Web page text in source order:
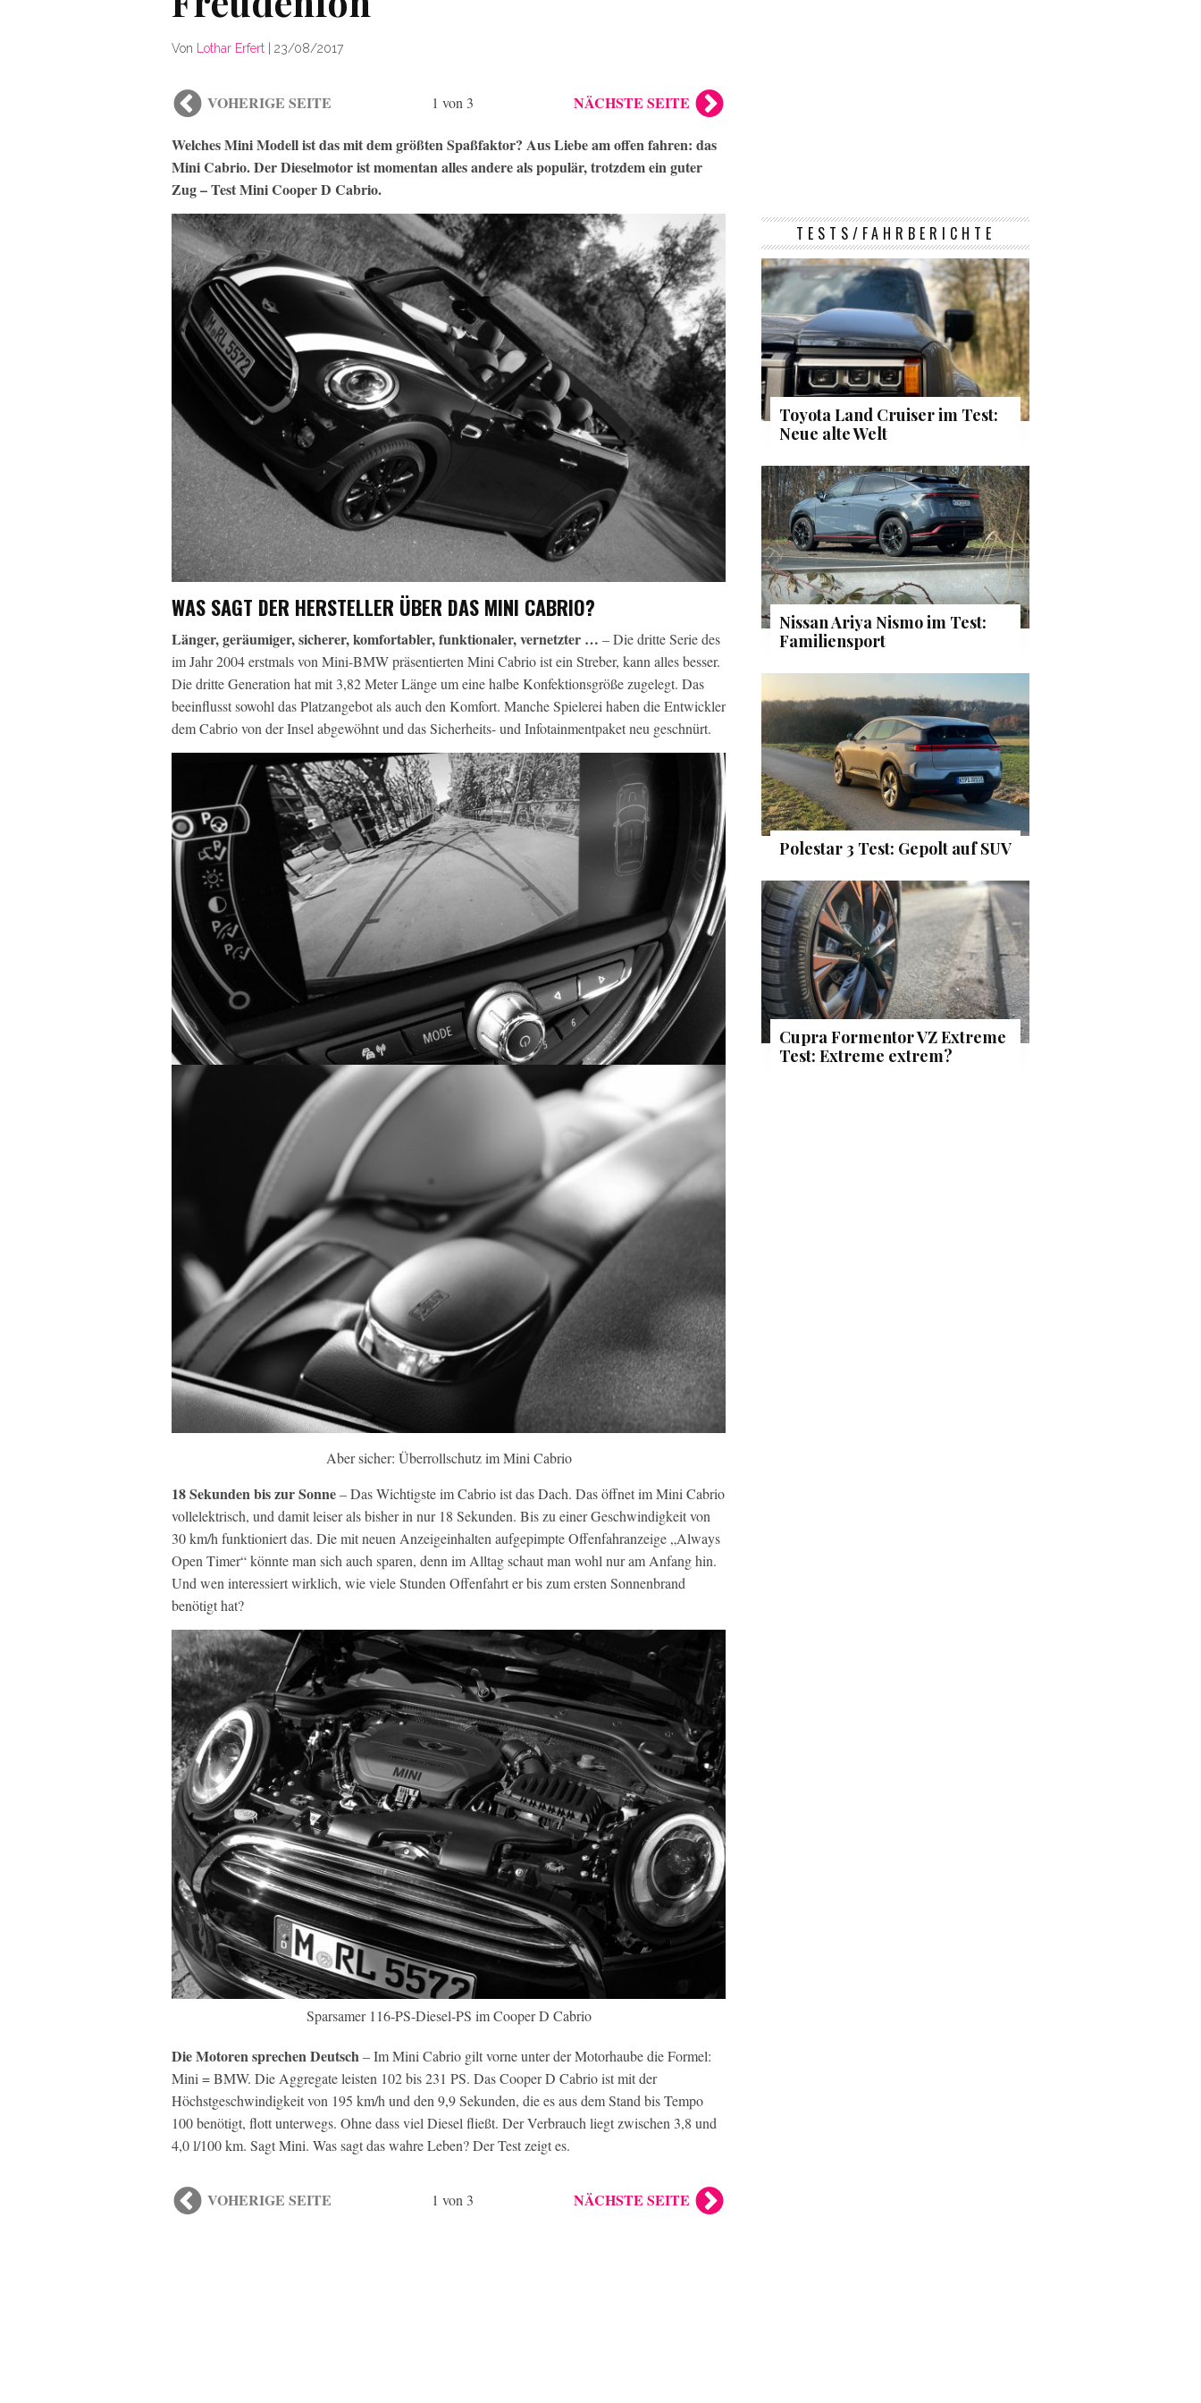
Von Lothar Erfert 23/08/2017
VOHERIGE SEITE 1 von 3 NÄCHSTE SEITE
Welches Mini Modell ist das mit dem größten Spaßfaktor? Aus Liebe am offen fahren: das
Mini Cabrio. Der Dieselmotor ist momentan alles andere als populär, trotzdem ein guter
Zug – Test Mini Cooper D Cabrio.
WAS SAGT DER HERSTELLER ÜBER DAS MINI CABRIO?
Länger, geräumiger, sicherer, komfortabler, funktionaler, vernetzter … – Die dritte Serie des
im Jahr 2004 erstmals von Mini-BMW präsentierten Mini Cabrio ist ein Streber, kann alles besser.
Die dritte Generation hat mit 3,82 Meter Länge um eine halbe Konfektionsgröße zugelegt. Das
beeinflusst sowohl das Platzangebot als auch den Komfort. Manche Spielerei haben die Entwickler
dem Cabrio von der Insel abgewöhnt und das Sicherheits- und Infotainmentpaket neu geschnürt.
Aber sicher: Überrollschutz im Mini Cabrio
18 Sekunden bis zur Sonne– Das Wichtigste im Cabrio ist das Dach. Das öffnet im Mini Cabrio
vollelektrisch, und damit leiser als bisher in nur 18 Sekunden. Bis zu einer Geschwindigkeit von
30 km/h funktioniert das. Die mit neuen Anzeigeinhalten aufgepimpte Offenfahranzeige „Always
Open Timer“ könnte man sich auch sparen, denn im Alltag schaut man wohl nur am Anfang hin.
Und wen interessiert wirklich, wie viele Stunden Offenfahrt er bis zum ersten Sonnenbrand
benötigt hat?
Sparsamer 116-PS-Diesel-PS im Cooper D Cabrio
Die Motoren sprechen Deutsch– Im Mini Cabrio gilt vorne unter der Motorhaube die Formel:
Mini = BMW. Die Aggregate leisten 102 bis 231 PS. Das Cooper D Cabrio ist mit der
Höchstgeschwindigkeit von 195 km/h und den 9,9 Sekunden, die es aus dem Stand bis Tempo
100 benötigt, flott unterwegs. Ohne dass viel Diesel fließt. Der Verbrauch liegt zwischen 3,8 und
4,0 l/100 km. Sagt Mini. Was sagt das wahre Leben? Der Test zeigt es.
VOHERIGE SEITE 1 von 3 NÄCHSTE SEITE
TESTS/FAHRBERICHTE
Toyota Land Cruiser im Test:
Neue alte Welt
Nissan Ariya Nismo im Test:
Familiensport
Polestar 3 Test: Gepolt auf SUV
Cupra Formentor VZ Extreme
Test: Extreme extrem?